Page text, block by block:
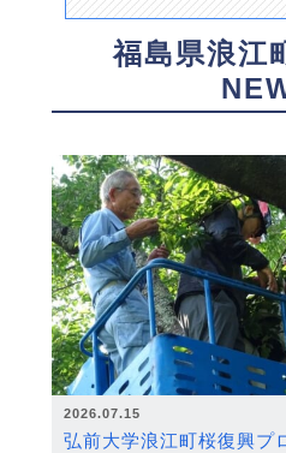
福島県浪江
2026.07.15
弘前大学浪江町桜復興